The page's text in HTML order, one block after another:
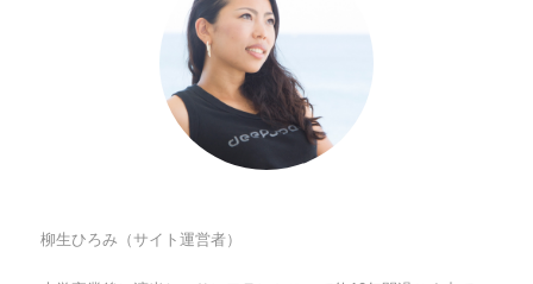
柳生ひろみ（サイト運営者）